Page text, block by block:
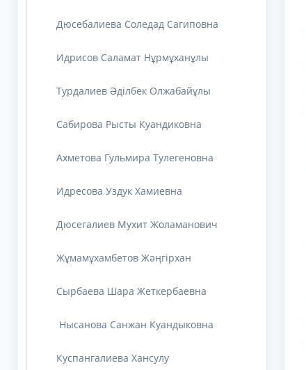
Дюсебалиева Соледад Сагиповна
Идрисов Саламат Нұрмұханұлы
Турдалиев Әділбек Олжабайұлы
Сабирова Рысты Куандиковна
Ахметова Гульмира Тулегеновна
Идресова Уздук Хамиевна
Дюсегалиев Мухит Жоламанович
Жұмамұхамбетов Жәңгірхан
Cырбаева Шара Жеткербаевна
Нысанова Санжан Куандыковна
Куспангалиева Хансулу